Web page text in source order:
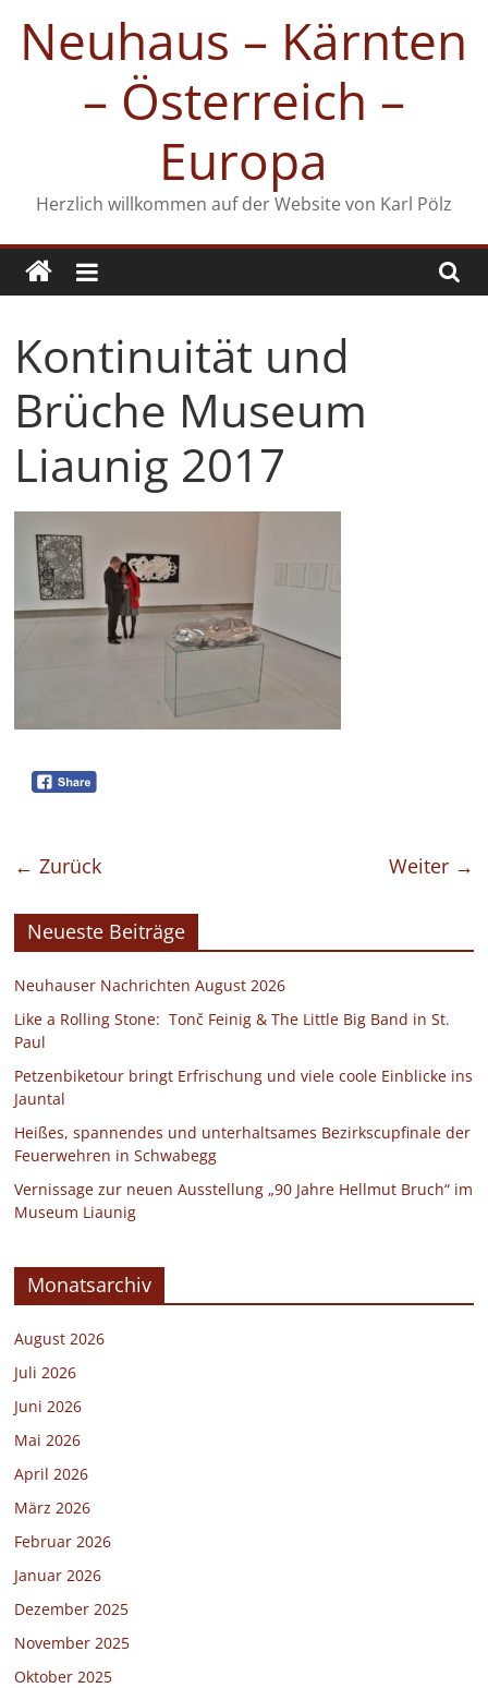
Inhalt
springen
Neuhaus – Kärnten
– Österreich –
Europa
Herzlich willkommen auf der Website von Karl Pölz
Kontinuität und
Brüche Museum
Liaunig 2017
← Zurück Weiter →
Neueste Beiträge
Neuhauser Nachrichten August 2026
Like a Rolling Stone: Tonč Feinig & The Little Big Band in St.
Paul
Petzenbiketour bringt Erfrischung und viele coole Einblicke ins
Jauntal
Heißes, spannendes und unterhaltsames Bezirkscupfinale der
Feuerwehren in Schwabegg
Vernissage zur neuen Ausstellung „90 Jahre Hellmut Bruch“ im
Museum Liaunig
Monatsarchiv
August 2026
Juli 2026
Juni 2026
Mai 2026
April 2026
März 2026
Februar 2026
Januar 2026
Dezember 2025
November 2025
Oktober 2025